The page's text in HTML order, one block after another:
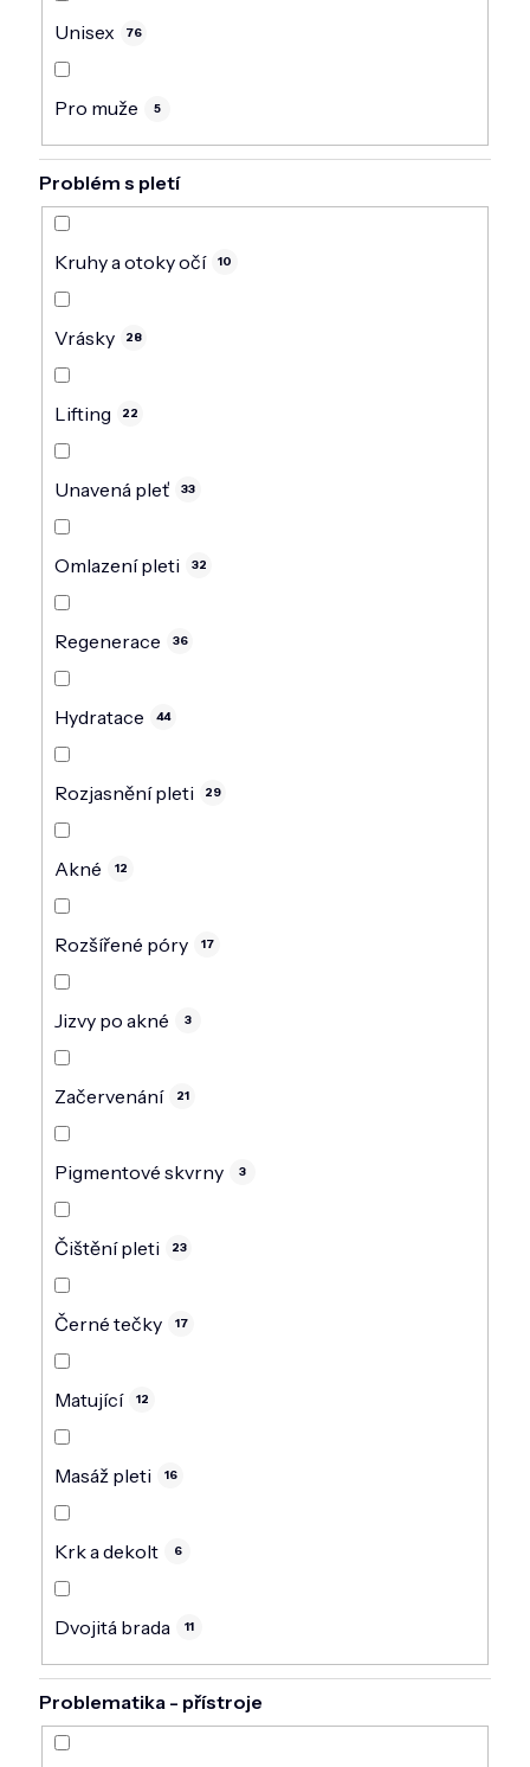
Unisex 76
Pro muže 5
Problém s pletí
Kruhy a otoky očí 10
Vrásky 28
Lifting 22
Unavená pleť 33
Omlazení pleti 32
Regenerace 36
Hydratace 44
Rozjasnění pleti 29
Akné 12
Rozšířené póry 17
Jizvy po akné 3
Začervenání 21
Pigmentové skvrny 3
Čištění pleti 23
Černé tečky 17
Matující 12
Masáž pleti 16
Krk a dekolt 6
Dvojitá brada 11
Problematika - přístroje